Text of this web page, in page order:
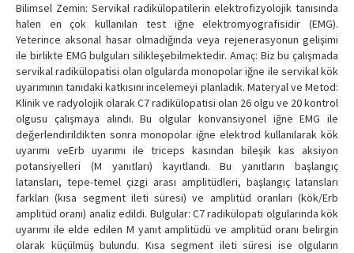
Bilimsel Zemin: Servikal radikülopatilerin elektrofizyolojik tanısında
halen en çok kullanılan test iğne elektromyografisidir (EMG).
Yeterince aksonal hasar olmadığında veya rejenerasyonun gelişimi
ile birlikte EMG bulguları silikleşebilmektedir. Amaç: Biz bu çalışmada
servikal radikülopatisi olan olgularda monopolar iğne ile servikal kök
uyarımının tanıdaki katkısını incelemeyi planladık. Materyal ve Metod:
Klinik ve radyolojik olarak C7 radikülopatisi olan 26 olgu ve 20 kontrol
olgusu çalışmaya alındı. Bu olgular konvansiyonel iğne EMG ile
değerlendirildikten sonra monopolar iğne elektrod kullanılarak kök
uyarımı veErb uyarımı ile triceps kasından bileşik kas aksiyon
potansiyelleri (M yanıtları) kayıtlandı. Bu yanıtların başlangıç
latansları, tepe-temel çizgi arası amplitüdleri, başlangıç latansları
farkları (kısa segment ileti süresi) ve amplitüd oranları (kök/Erb
amplitüd oranı) analiz edildi. Bulgular: C7 radikülopati olgularında kök
uyarımı ile elde edilen M yanıt amplitüdü ve amplitüd oranı belirgin
olarak küçülmüş bulundu. Kısa segment ileti süresi ise olguların